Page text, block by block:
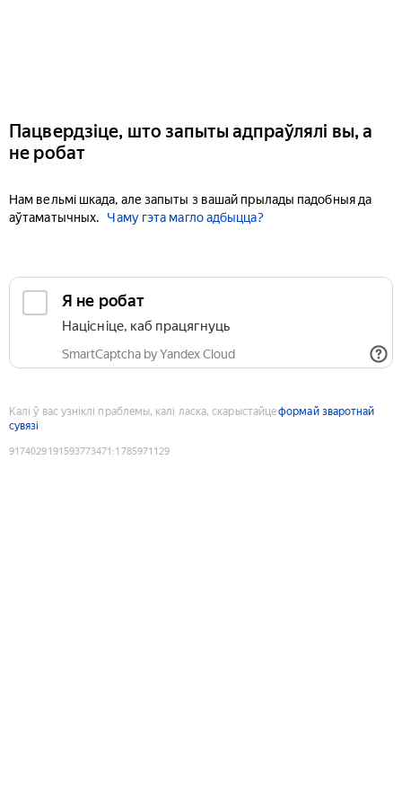
Пацвердзіце, што запыты адпраўлялі вы, а
не робат
Нам вельмі шкада, але запыты з вашай прылады падобныя да
аўтаматычных.
Чаму гэта магло адбыцца?
Я не робат
Націсніце, каб працягнуць
SmartCaptcha by Yandex Cloud
Калі ў вас узніклі праблемы, калі ласка, скарыстайцеформай зваротнай
сувязі
9174029191593773471 :1785971129